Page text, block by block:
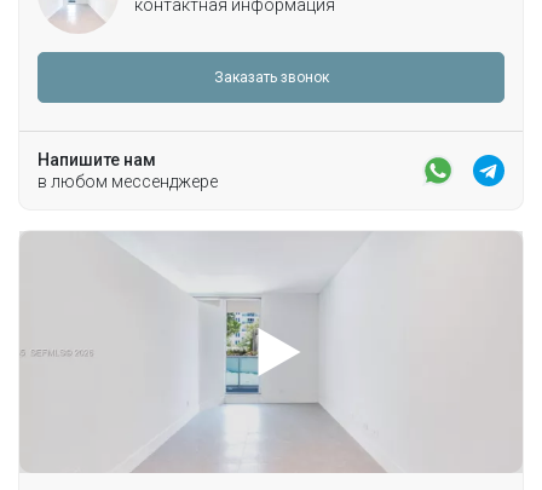
контактная информация
Заказать звонок
Напишите нам
в любом мессенджере